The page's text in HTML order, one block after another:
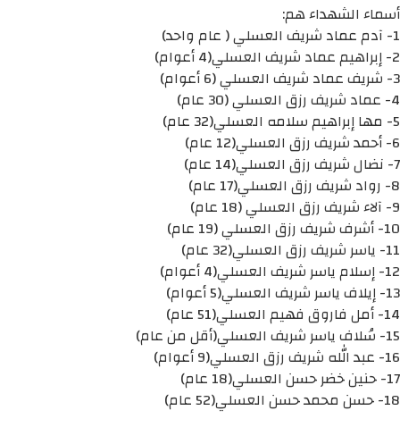
أسماء الشهداء هم:
1- آدم عماد شريف العسلي ( عام واحد)
2- إبراهيم عماد شريف العسلي(4 أعوام)
3- شريف عماد شريف العسلي (6 أعوام)
4- عماد شريف رزق العسلي (30 عام)
5- مها إبراهيم سلامه العسلي(32 عام)
6- أحمد شريف رزق العسلي(12 عام)
7- نضال شريف رزق العسلي(14 عام)
8- رواد شريف رزق العسلي(17 عام)
9- آلاء شريف رزق العسلي (18 عام)
10- أشرف شريف رزق العسلي (19 عام)
11- ياسر شريف رزق العسلي(32 عام)
12- إسلام ياسر شريف العسلي(4 أعوام)
13- إيلاف ياسر شريف العسلي(5 أعوام)
14- أمل فاروق فهيم العسلي(51 عام)
15- سُلاف ياسر شريف العسلي(أقل من عام)
16- عبد الله شريف رزق العسلي(9 أعوام)
17- حنين خضر حسن العسلي(18 عام)
18- حسن محمد حسن العسلي(52 عام)